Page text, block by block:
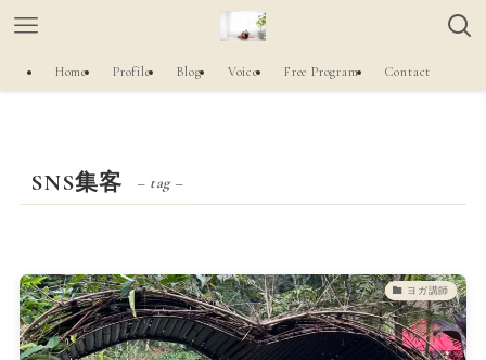
Home Profile Blog Voice Free Program Contact
SNS集客 – tag –
ヨガ講師